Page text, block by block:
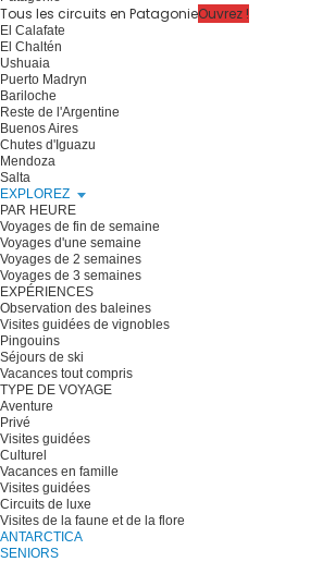
Tous les circuits en PatagonieOuvrez !
El Calafate
El Chaltén
Ushuaia
Puerto Madryn
Bariloche
Reste de l'Argentine
Buenos Aires
Chutes d'Iguazu
Mendoza
Salta
EXPLOREZ
PAR HEURE
Voyages de fin de semaine
Voyages d'une semaine
Voyages de 2 semaines
Voyages de 3 semaines
EXPÉRIENCES
Observation des baleines
Visites guidées de vignobles
Pingouins
Séjours de ski
Vacances tout compris
TYPE DE VOYAGE
Aventure
Privé
Visites guidées
Culturel
Vacances en famille
Visites guidées
Circuits de luxe
Visites de la faune et de la flore
ANTARCTICA
SENIORS